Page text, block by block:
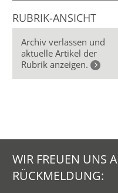
RUBRIK-ANSICHT
Archiv verlassen und
aktuelle Artikel der
Rubrik anzeigen.
WIR FREUEN UNS
RÜCKMELDUNG: